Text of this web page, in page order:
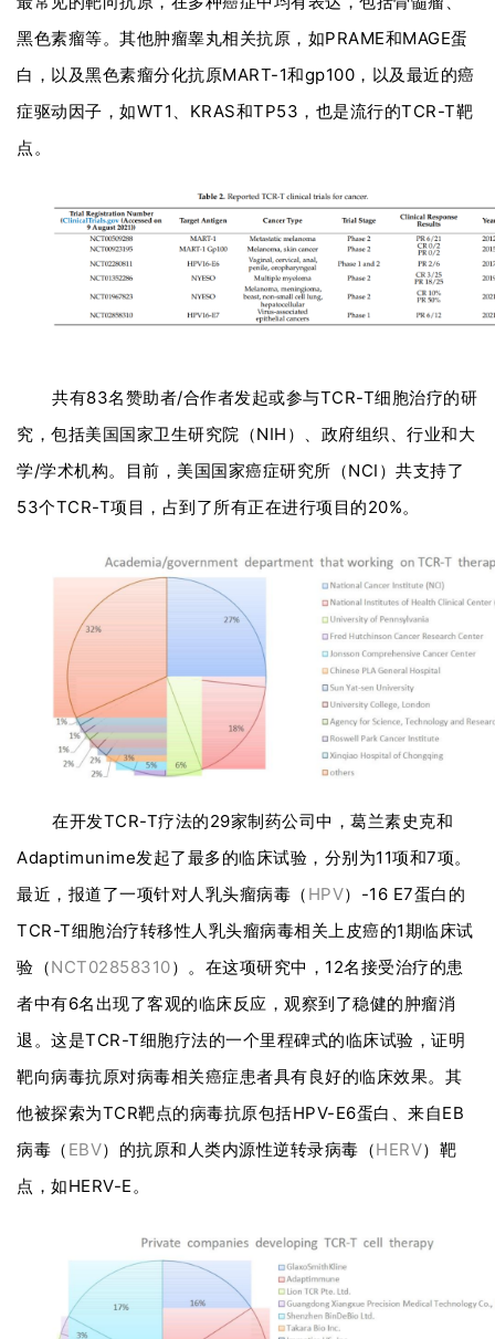
黑色素瘤等。其他肿瘤睾丸相关抗原，如PRAME和MAGE蛋
白，以及黑色素瘤分化抗原MART-1和gp100，以及最近的癌
症驱动因子，如WT1、KRAS和TP53，也是流行的TCR-T靶
点。
共有83名赞助者/合作者发起或参与TCR-T细胞治疗的研
究，包括美国国家卫生研究院（NIH）、政府组织、行业和大
学/学术机构。目前，美国国家癌症研究所（NCI）共支持了
53个TCR-T项目，占到了所有正在进行项目的20%。
在开发TCR-T疗法的29家制药公司中，葛兰素史克和
Adaptimunime发起了最多的临床试验，分别为11项和7项。
最近，报道了一项针对人乳头瘤病毒（ HPV）-16 E7蛋白的
TCR-T细胞治疗转移性人乳头瘤病毒相关上皮癌的1期临床试
验（NCT02858310）。在这项研究中，12名接受治疗的患
者中有6名出现了客观的临床反应，观察到了稳健的肿瘤消
退。这是TCR-T细胞疗法的一个里程碑式的临床试验，证明
靶向病毒抗原对病毒相关癌症患者具有良好的临床效果。其
他被探索为TCR靶点的病毒抗原包括HPV-E6蛋白、来自EB
病毒（ EBV）的抗原和人类内源性逆转录病毒（HERV）靶
点，如HERV-E。